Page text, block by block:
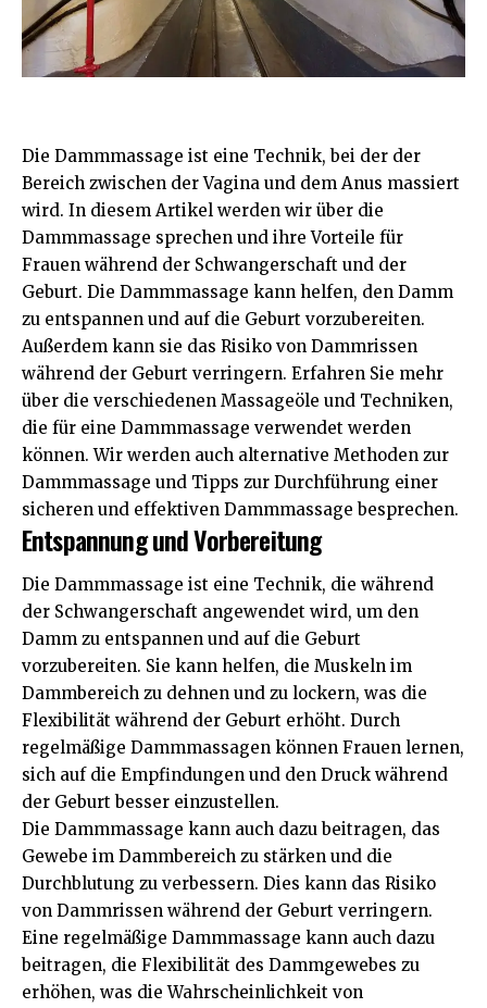
Die Dammmassage ist eine Technik, bei der der
Bereich zwischen der Vagina und dem Anus massiert
wird. In diesem Artikel werden wir über die
Dammmassage sprechen und ihre Vorteile für
Frauen während der Schwangerschaft und der
Geburt. Die Dammmassage kann helfen, den Damm
zu entspannen und auf die Geburt vorzubereiten.
Außerdem kann sie das Risiko von Dammrissen
während der Geburt verringern. Erfahren Sie mehr
über die verschiedenen Massageöle und Techniken,
die für eine Dammmassage verwendet werden
können. Wir werden auch alternative Methoden zur
Dammmassage und Tipps zur Durchführung einer
sicheren und effektiven Dammmassage besprechen.
Entspannung und Vorbereitung
Die Dammmassage ist eine Technik, die während
der Schwangerschaft angewendet wird, um den
Damm zu entspannen und auf die Geburt
vorzubereiten. Sie kann helfen, die Muskeln im
Dammbereich zu dehnen und zu lockern, was die
Flexibilität während der Geburt erhöht. Durch
regelmäßige Dammmassagen können Frauen lernen,
sich auf die Empfindungen und den Druck während
der Geburt besser einzustellen.
Die Dammmassage kann auch dazu beitragen, das
Gewebe im Dammbereich zu stärken und die
Durchblutung zu verbessern. Dies kann das Risiko
von Dammrissen während der Geburt verringern.
Eine regelmäßige Dammmassage kann auch dazu
beitragen, die Flexibilität des Dammgewebes zu
erhöhen, was die Wahrscheinlichkeit von